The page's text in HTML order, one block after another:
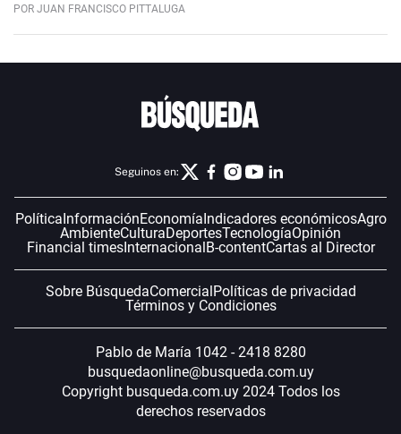
POR JUAN FRANCISCO PITTALUGA
Seguinos en:
Política InformaciónEconomía Indicadores económicosAgro
AmbienteCulturaDeportesTecnologíaOpinión
Financial timesInternacional B-contentCartas al Director
Sobre BúsquedaComercial Políticas de privacidad
Términos y Condiciones
Pablo de María 1042 - 2418 8280
busquedaonline@busqueda.com.uy
Copyright busqueda.com.uy 2024 Todos los
derechos reservados